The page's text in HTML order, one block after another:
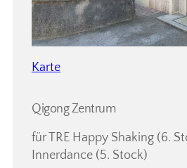
Karte
Qigong Zentrum
für TRE Happy Shaking (6.
Innerdance (5. Stock)